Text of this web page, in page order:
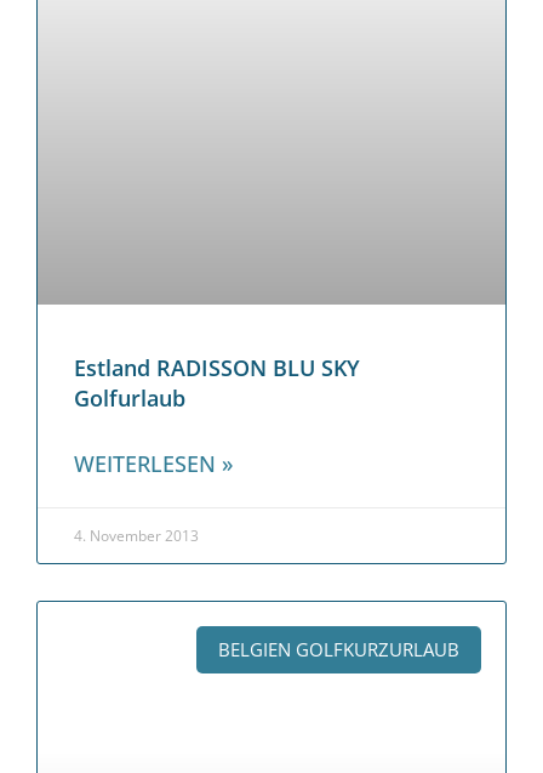
Estland RADISSON BLU SKY
Golfurlaub
WEITERLESEN »
4. November 2013
BELGIEN GOLFKURZURLAUB